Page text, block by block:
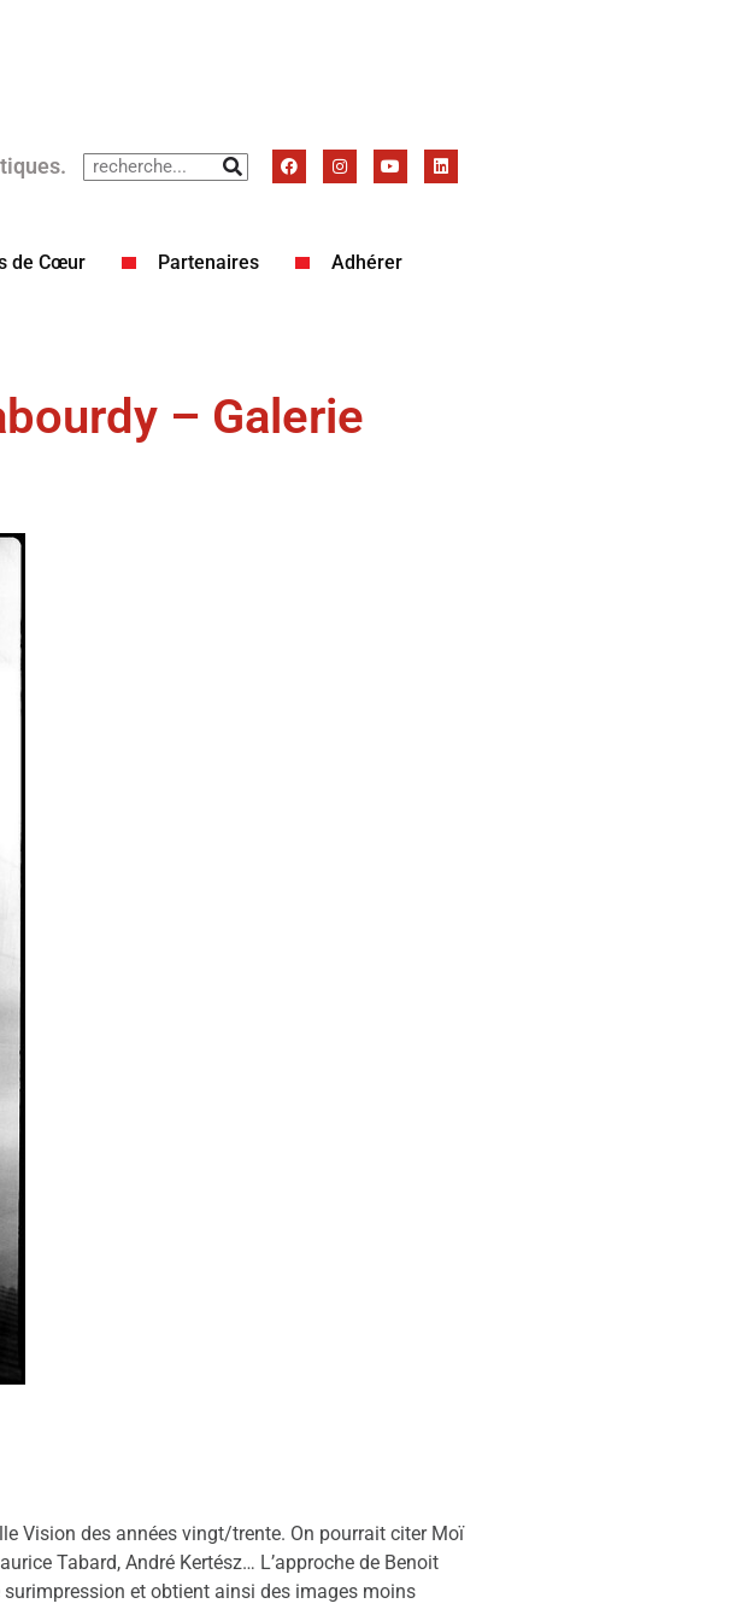
de Cœur​ Partenaires Adhérer
– Galerie
Vision des années vingt/trente. On pourrait citer Moï
Tabard, André Kertész… L’approche de Benoit
et obtient ainsi des images moins